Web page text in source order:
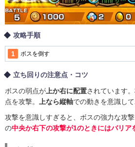
攻略手順
ボスを倒す
立ち回りの注意点・コツ
ボスの弱点が 上か右に配置されています。
点を攻撃。
上なら縦軸での動きを意識し
攻撃を意識しすぎると、ボスの強力な攻
の中央か右下の攻撃が1のときにはバリア